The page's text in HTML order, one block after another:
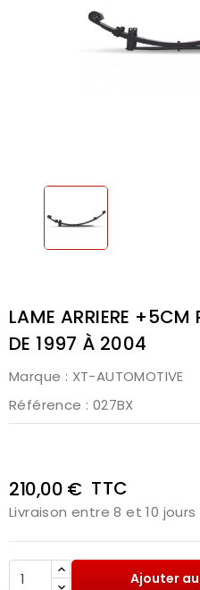
LAME ARRIERE +5CM
DE 1997 À 2004
Marque : XT-AUTOMOTIVE
Référence : 027BX
210,00 € TTC
Livraison entre 8 et 10 jours
Ajouter